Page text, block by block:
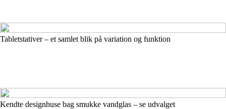
Tabletstativer – et samlet blik på variation og funktion
Kendte designhuse bag smukke vandglas – se udvalget